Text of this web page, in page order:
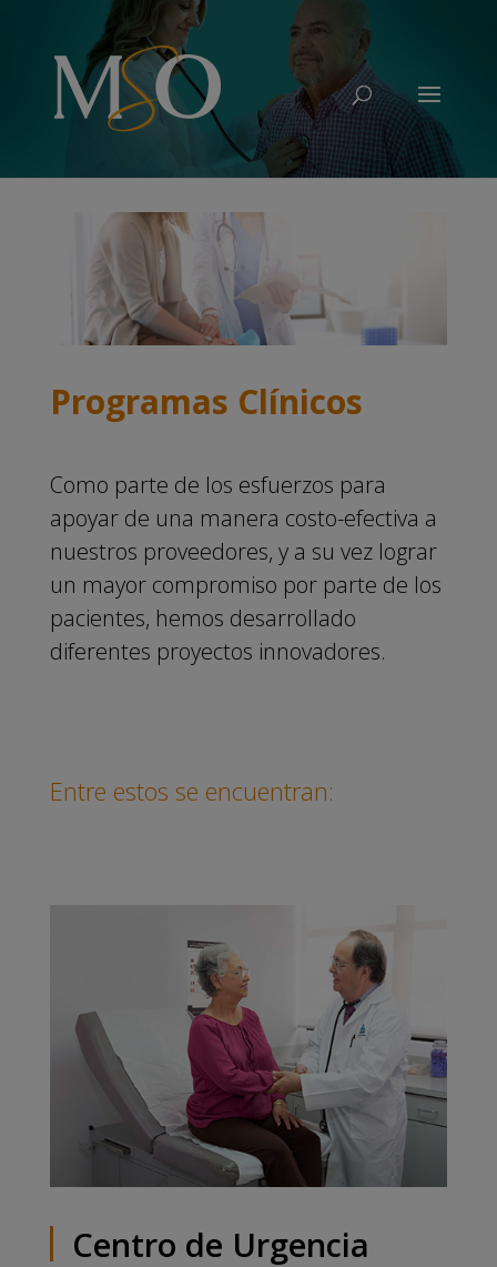
Programas Clínicos
Como parte de los esfuerzos para
apoyar de una manera costo-efectiva a
nuestros proveedores, y a su vez lograr
un mayor compromiso por parte de los
pacientes, hemos desarrollado
diferentes proyectos innovadores.
Entre estos se encuentran:
Centro de Urgencia